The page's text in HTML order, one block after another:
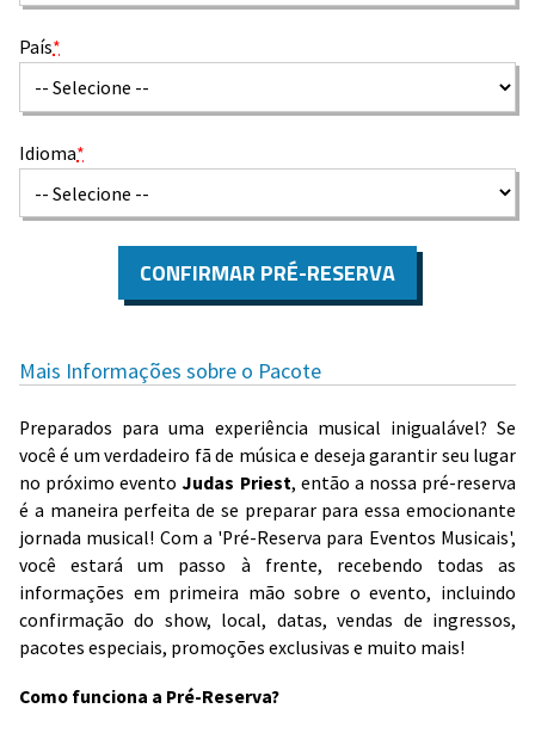
País*
Idioma*
CONFIRMAR PRÉ-RESERVA
Mais Informações sobre o Pacote
Preparados para uma experiência musical inigualável? Se
você é um verdadeiro fã de música e deseja garantir seu lugar
no próximo evento Judas Priest, então a nossa pré-reserva
é a maneira perfeita de se preparar para essa emocionante
jornada musical! Com a 'Pré-Reserva para Eventos Musicais',
você estará um passo à frente, recebendo todas as
informações em primeira mão sobre o evento, incluindo
confirmação do show, local, datas, vendas de ingressos,
pacotes especiais, promoções exclusivas e muito mais!
Como funciona a Pré-Reserva?